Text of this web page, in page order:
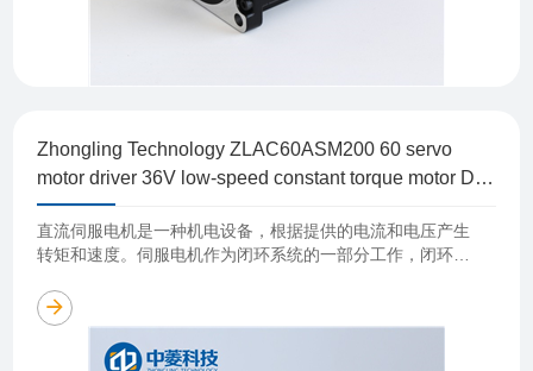
Zhongling Technology ZLAC60ASM200 60 servo
motor driver 36V low-speed constant torque motor DC
low-voltage high-precision 200W
直流伺服电机是一种机电设备，根据提供的电流和电压产生
转矩和速度。伺服电机作为闭环系统的一部分工作，闭环系